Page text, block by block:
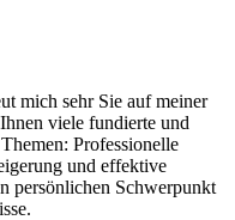
mich sehr Sie auf meiner
viele fundierte und
Professionelle
und effektive
persönlichen Schwerpunkt